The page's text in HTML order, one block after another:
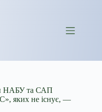
НАБУ та САП
яких не існує, —